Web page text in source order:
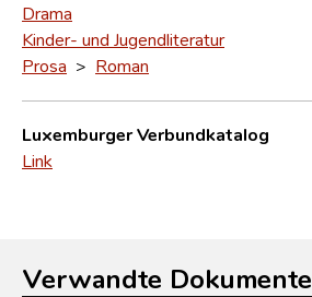
Drama
Kinder- und Jugendliteratur
Prosa > Roman
Luxemburger Verbundkatalog
Link
Verwandte Dokumente